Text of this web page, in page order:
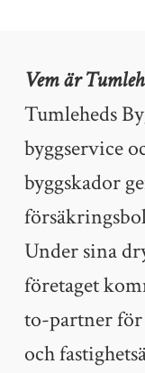
Vem är
Tumleheds
byggservice
byggskador
Under sina
företaget
to-partner för
och